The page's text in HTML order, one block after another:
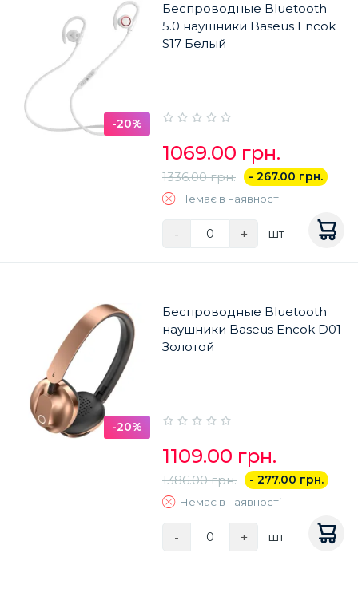
-20%
Беспроводные Bluetooth
5.0 наушники Baseus Encok
S17 Белый
1069.00 грн.
1336.00 грн. - 267.00 грн.
Немає в наявності
- + шт
-20%
Беспроводные Bluetooth
наушники Baseus Encok D01
Золотой
1109.00 грн.
1386.00 грн. - 277.00 грн.
Немає в наявності
- + шт